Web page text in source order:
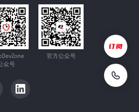
众号
官方公众号